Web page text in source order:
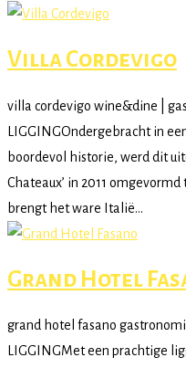
Villa Cordevigo
villa cordevigo wine&dine |
LIGGINGOndergebracht in
boordevol historie, werd dit
Chateaux’ in 2011
brengt het ware Italië...
Grand Hotel
grand hotel fasano
LIGGINGMet een prachtige